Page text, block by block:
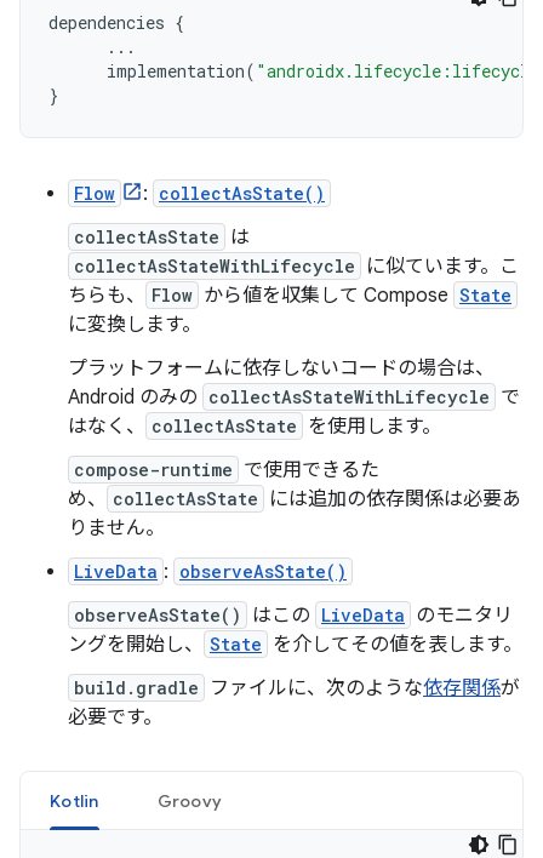
dependencies {
...
implementation( "androidx.lifecycle:lifecycle-
}
Flow : collectAsState()
collectAsState は
collectAsStateWithLifecycle
に似ています。こ
ちらも、
Flow から値を収集して Compose State
に変換します。
プラットフォームに依存しないコードの場合は、
Android のみの collectAsStateWithLifecycle で
はなく、
collectAsState を使用します。
compose-runtime で使用できるた
め、
collectAsState
には追加の依存関係は必要あ
りません。
LiveData : observeAsState()
observeAsState()
はこの LiveData のモニタリ
ングを開始し、
State を介してその値を表します。
build.gradle ファイルに、次のような依存関係が
必要です。
Kotlin Groovy